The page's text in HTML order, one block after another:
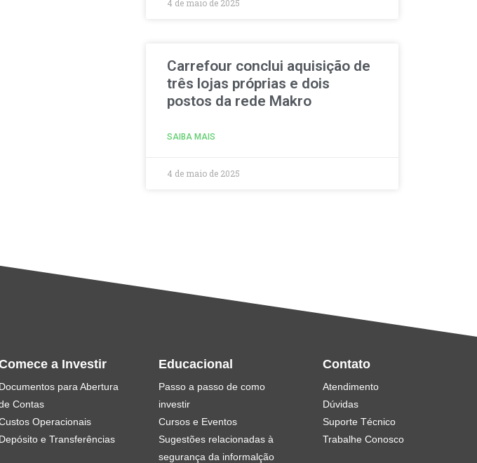
4 de maio de 2025
Carrefour conclui aquisição de
três lojas próprias e dois
postos da rede Makro
SAIBA MAIS
4 de maio de 2025
a Investir
Documentos para Abertura
Contas
Operacionais
Depósito e Transferências
Educacional
Passo a passo de como
investir
Cursos e Eventos
Sugestões relacionadas à
segurança da informalção
Contato
Atendimento
Dúvidas
Suporte Técnico
Trabalhe Conosco